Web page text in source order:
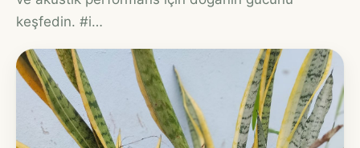
keşfedin. #i…